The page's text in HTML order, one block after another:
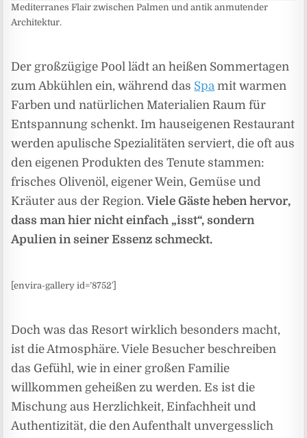
Mediterranes Flair zwischen Palmen und antik anmutender
Architektur.
Der großzügige Pool lädt an heißen Sommertagen
zum Abkühlen ein, während das Spa mit warmen
Farben und natürlichen Materialien Raum für
Entspannung schenkt. Im hauseigenen Restaurant
werden apulische Spezialitäten serviert, die oft aus
den eigenen Produkten des Tenute stammen:
frisches Olivenöl, eigener Wein, Gemüse und
Kräuter aus der Region.Viele Gäste heben hervor,
dass man hier nicht einfach „isst“, sondern
Apulien in seiner Essenz schmeckt.
[envira-gallery id=’8752′]
Doch was das Resort wirklich besonders macht,
ist die Atmosphäre. Viele Besucher beschreiben
das Gefühl, wie in einer großen Familie
willkommen geheißen zu werden. Es ist die
Mischung aus Herzlichkeit, Einfachheit und
Authentizität, die den Aufenthalt unvergesslich